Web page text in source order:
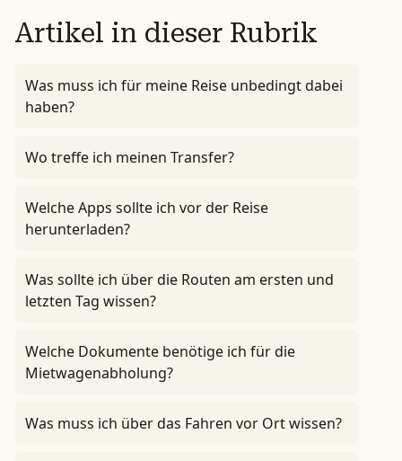
Artikel in dieser Rubrik
Was muss ich für meine Reise unbedingt dabei
haben?
Wo treffe ich meinen Transfer?
Welche Apps sollte ich vor der Reise
herunterladen?
Was sollte ich über die Routen am ersten und
letzten Tag wissen?
Welche Dokumente benötige ich für die
Mietwagenabholung?
Was muss ich über das Fahren vor Ort wissen?